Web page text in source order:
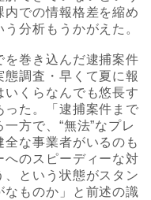
での情報格差を縮め
分析もうかがえた。
巻き込んだ逮捕案件
調査・早くて夏に報
くらなんでも悠長す
た。「逮捕案件まで
方で、“無法”なプレ
な事業者がいるのも
のスピーディーな対
という状態がスタン
ものか」と前述の識